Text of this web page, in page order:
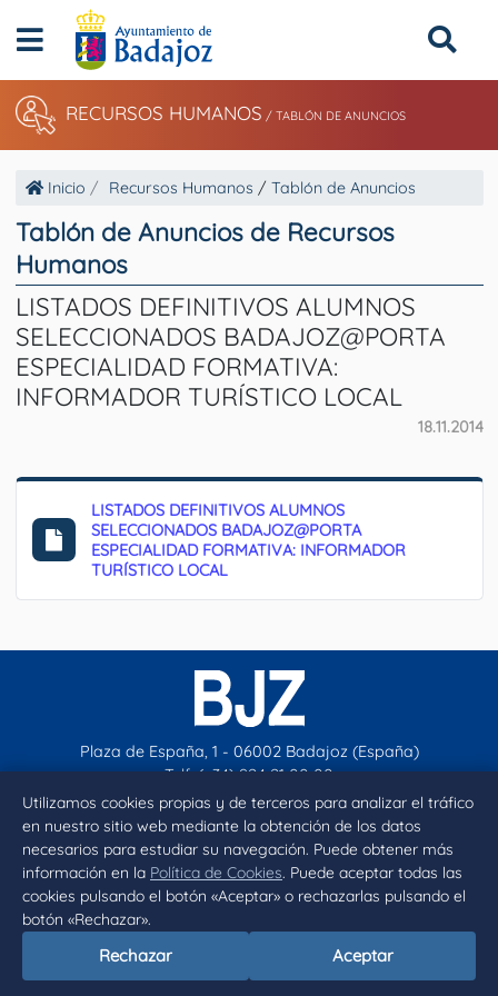
Utilizamos cookies propias y de terceros para analizar el tráfico
en nuestro sitio web mediante la obtención de los datos
necesarios para estudiar su navegación. Puede obtener más
información en la Política de Cookies. Puede aceptar todas las
cookies pulsando el botón «Aceptar» o rechazarlas pulsando el
botón «Rechazar».
Rechazar Aceptar
RECURSOS HUMANOS / TABLÓN DE ANUNCIOS
Inicio Recursos Humanos / Tablón de Anuncios
Tablón de Anuncios de Recursos
Humanos
LISTADOS DEFINITIVOS ALUMNOS
SELECCIONADOS BADAJOZ@PORTA
ESPECIALIDAD FORMATIVA:
INFORMADOR TURÍSTICO LOCAL
18.11.2014
LISTADOS DEFINITIVOS ALUMNOS
SELECCIONADOS BADAJOZ@PORTA
ESPECIALIDAD FORMATIVA: INFORMADOR
TURÍSTICO LOCAL
Plaza de España, 1 - 06002 Badajoz (España)
Telf. (+34) 924 21 00 00
contacto@aytobadajoz.es
Facebook
X Instagram
YouTube
Inicio Aviso legal
Declaración de accesibilidad